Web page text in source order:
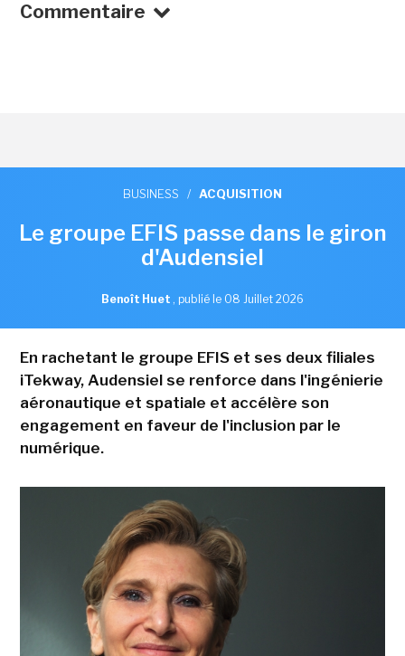
Commentaire
BUSINESS / ACQUISITION
Le groupe EFIS passe dans le giron
d'Audensiel
Benoît Huet , publié le 08 Juillet 2026
En rachetant le groupe EFIS et ses deux filiales
iTekway, Audensiel se renforce dans l'ingénierie
aéronautique et spatiale et accélère son
engagement en faveur de l'inclusion par le
numérique.